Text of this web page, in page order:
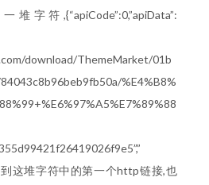
字符,{“apiCode”:0,”apiData”:
download/ThemeMarket/01b
%E4%B8%
到这堆字符中的第一个http链接,也